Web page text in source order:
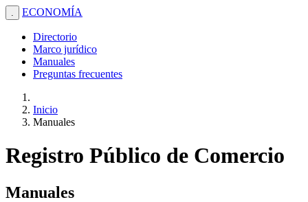
. ECONOMÍA
Directorio
Marco jurídico
Manuales
Preguntas frecuentes
Inicio
Manuales
Registro Público de Comercio
Manuales